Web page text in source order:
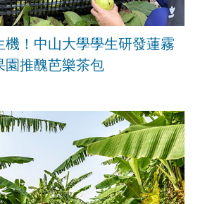
機！中山大學學生研發蓮霧
園推醜芭樂茶包